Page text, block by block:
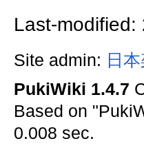
Last-
Site admin: 日
PukiWiki 1.4.7
Based on
0.008 sec.